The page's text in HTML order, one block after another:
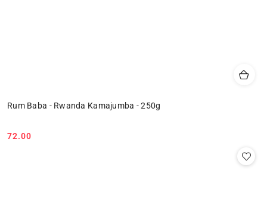
Rum Baba - Rwanda Kamajumba - 250g
Cena:
72.00